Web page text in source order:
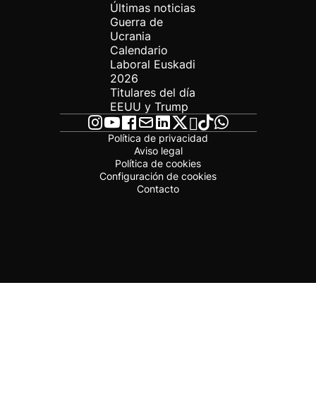
Últimas noticias
Guerra de
Ucrania
Calendario
Laboral Euskadi
2026
Titulares del día
EEUU y Trump
Política de privacidad
Aviso legal
Política de cookies
Configuración de cookies
Contacto